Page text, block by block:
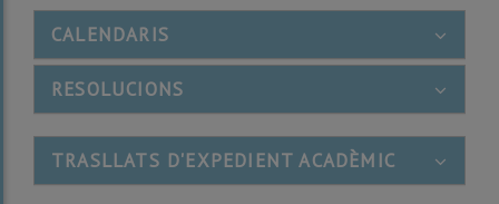
CALENDARIS
RESOLUCIONS
TRASLLATS D'EXPEDIENT ACADÈMIC